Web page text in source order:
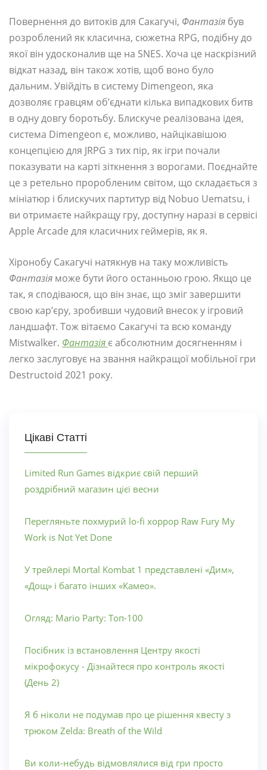
Повернення до витоків для Сакагучі, Фантазія був
розроблений як класична, сюжетна RPG, подібну до
якої він удосконалив ще на SNES. Хоча це наскрізний
відкат назад, він також хотів, щоб воно було
дальним. Увійдіть в систему Dimengeon, яка
дозволяє гравцям об’єднати кілька випадкових битв
в одну довгу боротьбу. Блискуче реалізована ідея,
система Dimengeon є, можливо, найцікавішою
концепцією для JRPG з тих пір, як ігри почали
показувати на карті зіткнення з ворогами. Поєднайте
це з ретельно проробленим світом, що складається з
мініатюр і блискучих партитур від Nobuo Uematsu, і
ви отримаєте найкращу гру, доступну наразі в сервісі
Apple Arcade для класичних геймерів, як я.
Хіронобу Сакагучі натякнув на таку можливість
Фантазія може бути його останньою грою. Якщо це
так, я сподіваюся, що він знає, що зміг завершити
свою кар’єру, зробивши чудовий внесок у ігровий
ландшафт. Тож вітаємо Сакагучі та всю команду
Mistwalker. Фантазія є абсолютним досягненням і
легко заслуговує на звання найкращої мобільної гри
Destructoid 2021 року.
Цікаві Статті
Limited Run Games відкриє свій перший
роздрібний магазин цієї весни
Перегляньте похмурий lo-fi хоррор Raw Fury My
Work is Not Yet Done
У трейлері Mortal Kombat 1 представлені «Дим»,
«Дощ» і багато інших «Камео».
Огляд: Mario Party: Топ-100
Посібник із встановлення Центру якості
мікрофокусу - Дізнайтеся про контроль якості
(День 2)
Я б ніколи не подумав про це рішення квесту з
трюком Zelda: Breath of the Wild
Ви коли-небудь відмовлялися від гри просто